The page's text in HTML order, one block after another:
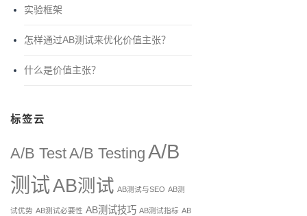
实验框架
怎样通过AB测试来优化价值主张？
什么是价值主张？
标签云
A/B TestA/B Testing A/B
测试AB测试 AB测试与SEO AB测
试优势 AB测试必要性 AB测试技巧 AB测试指标 AB